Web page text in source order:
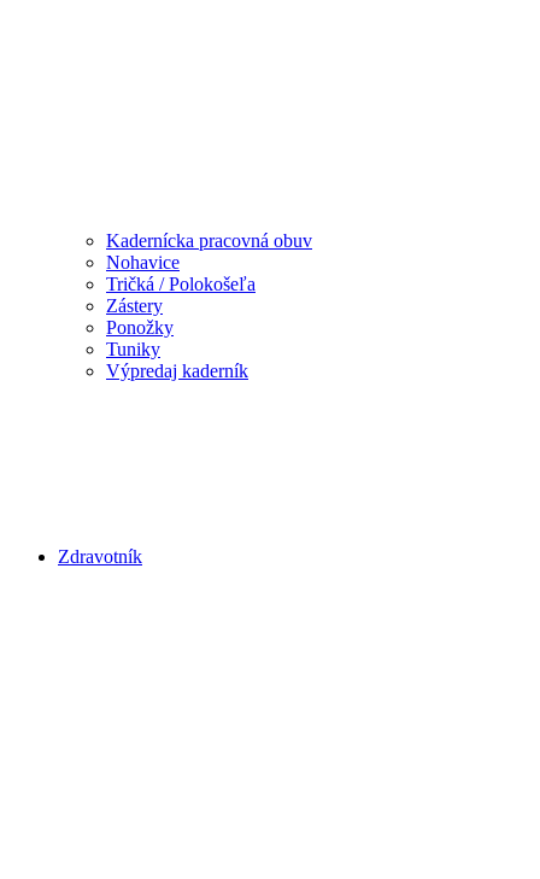
Kadernícka pracovná obuv
Nohavice
Tričká / Polokošeľa
Zástery
Ponožky
Tuniky
Výpredaj kaderník
Zdravotník